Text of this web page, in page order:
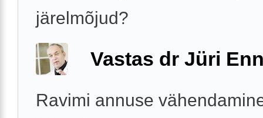
järelmõjud?
Vastas dr Jüri
Ravimi annuse